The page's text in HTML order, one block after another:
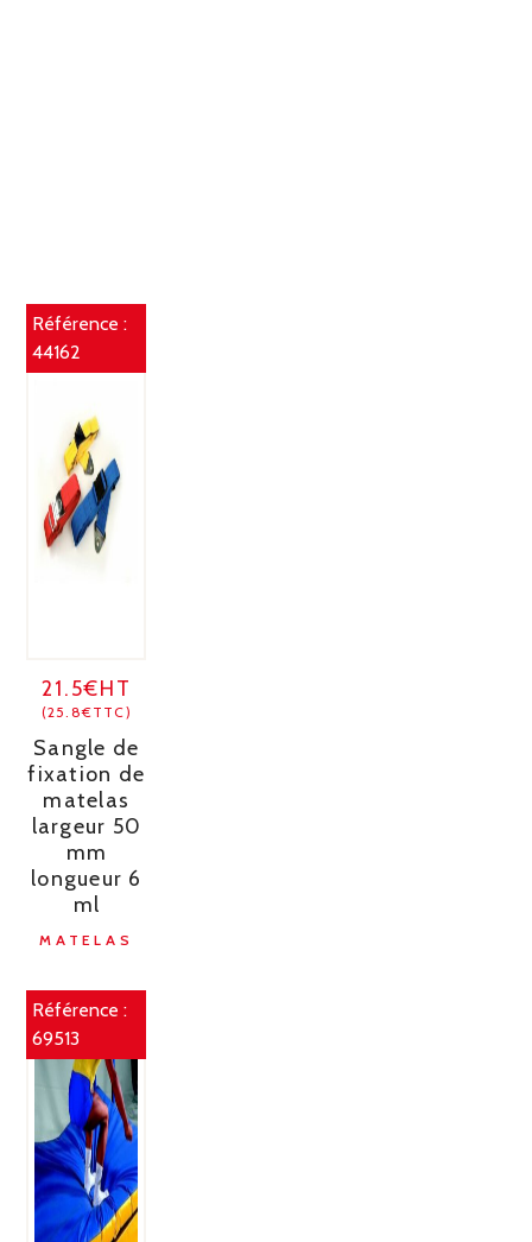
Référence :
44162
21.5€HT
(25.8€TTC)
Sangle de
fixation de
matelas
largeur 50
mm
longueur 6
ml
MATELAS
Référence :
69513